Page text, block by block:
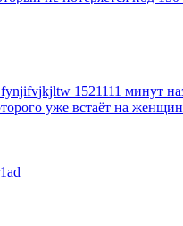
fynjifvjkjltw 1521111 минут
уже встаёт на